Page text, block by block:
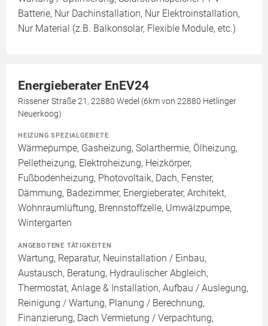
Batterie, Nur Dachinstallation, Nur Elektroinstallation,
Nur Material (z.B. Balkonsolar, Flexible Module, etc.)
Energieberater EnEV24
Rissener Straße 21, 22880 Wedel (6km von 22880 Hetlinger
Neuerkoog)
HEIZUNG SPEZIALGEBIETE
Wärmepumpe, Gasheizung, Solarthermie, Ölheizung,
Pelletheizung, Elektroheizung, Heizkörper,
Fußbodenheizung, Photovoltaik, Dach, Fenster,
Dämmung, Badezimmer, Energieberater, Architekt,
Wohnraumlüftung, Brennstoffzelle, Umwälzpumpe,
Wintergarten
ANGEBOTENE TÄTIGKEITEN
Wartung, Reparatur, Neuinstallation / Einbau,
Austausch, Beratung, Hydraulischer Abgleich,
Thermostat, Anlage & Installation, Aufbau / Auslegung,
Reinigung / Wartung, Planung / Berechnung,
Finanzierung, Dach Vermietung / Verpachtung,